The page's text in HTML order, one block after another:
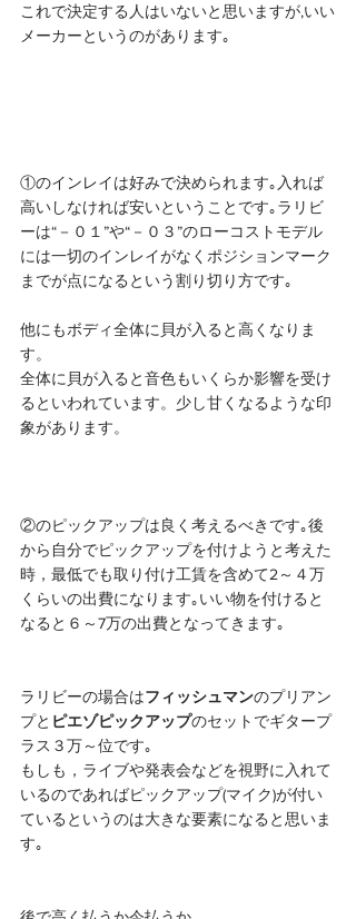
これで決定する人はいないと思いますが,いい
メーカーというのがあります｡
①のインレイは好みで決められます｡入れば
高いしなければ安いということです｡ラリビ
ーは“－０１”や“－０３”のローコストモデル
には一切のインレイがなくポジションマーク
までが点になるという割り切り方です｡
他にもボディ全体に貝が入ると高くなりま
す。
全体に貝が入ると音色もいくらか影響を受け
るといわれています。少し甘くなるような印
象があります。
②のピックアップは良く考えるべきです｡後
から自分でピックアップを付けようと考えた
時，最低でも取り付け工賃を含めて2～４万
くらいの出費になります｡いい物を付けると
なると６～7万の出費となってきます｡
ラリビーの場合はフィッシュマンのプリアン
プと ピエゾピックアップのセットでギタープ
ラス３万～位です｡
もしも，ライブや発表会などを視野に入れて
いるのであればピックアップ(マイク)が付い
ているというのは大きな要素になると思いま
す｡